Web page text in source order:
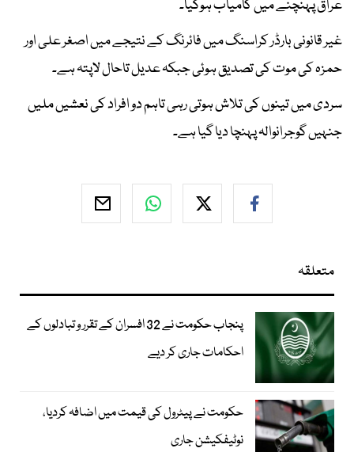
عراق پہنچنے میں کامیاب ہوگیا۔
غیر قانونی بارڈر کراسنگ میں فائرنگ کے نتیجے میں اصغر علی اور
حمزہ کی موت کی تصدیق ہوئی جبکہ عدیل تاحال لاپتہ ہے۔
سردی میں تینوں کی تلاش ہوتی رہی تاہم دو افراد کی نعشیں ملیں
جنہیں گوجرانوالہ پہنچا دیا گیا ہے۔
متعلقہ
پنجاب حکومت نے 32 افسران کے تقرر و تبادلوں کے
احکامات جاری کر دیے
حکومت نے پیٹرول کی قیمت میں اضافہ کردیا،
نوٹیفکیشن جاری